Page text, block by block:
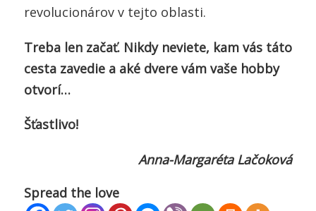
revolucionárov v tejto oblasti.
Treba len začať. Nikdy neviete, kam vás táto
cesta zavedie a aké dvere vám vaše hobby
otvorí…
Šťastlivo!
Anna-Margaréta Lačoková
Spread the love